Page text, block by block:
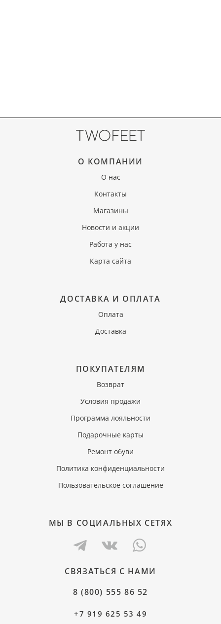
О КОМПАНИИ
О нас
Контакты
Магазины
Новости и акции
Работа у нас
Карта сайта
ДОСТАВКА И ОПЛАТА
Оплата
Доставка
ПОКУПАТЕЛЯМ
Возврат
Условия продажи
Программа лояльности
Подарочные карты
Ремонт обуви
Политика конфиденциальности
Пользовательское соглашение
МЫ В СОЦИАЛЬНЫХ СЕТЯХ
СВЯЗАТЬСЯ С НАМИ
8 (800) 555 86 52
+7 919 625 53 49